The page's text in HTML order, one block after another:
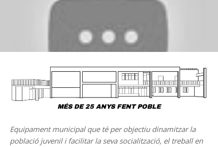
MÉS DE 25 ANYS FENT POBLE
Equipament municipal que té per objectiu dinamitzar la
població juvenil i facilitar la seva socialització, el treball en